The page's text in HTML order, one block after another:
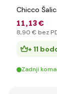
Chicco
11,13 €
8,90 € bez
+ 11
Zadnji